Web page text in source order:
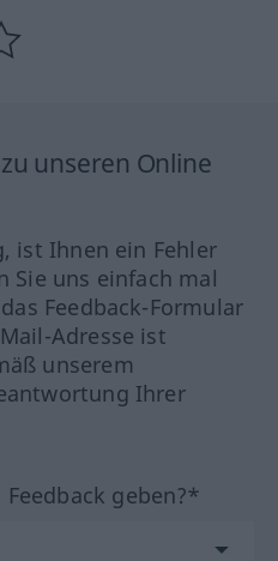
unseren Online
ist Ihnen ein Fehler
Sie uns einfach mal
Feedback-Formular
Adresse ist
unserem
Ihrer
geben?*